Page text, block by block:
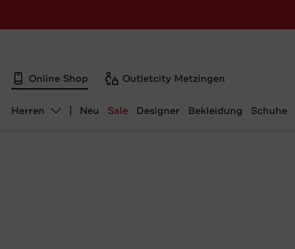
Online Shop Outletcity Metzingen
Abteilung ändern, ausgewählt:
Herren Neu Sale Designer Bekleidung Schuhe